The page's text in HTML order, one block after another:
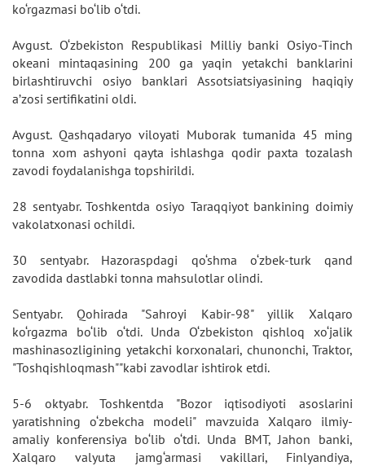
ko‘rgazmasi bo‘lib o‘tdi.
Avgust. O‘zbekiston Respublikasi Milliy banki Osiyo-Tinch
okeani mintaqasining 200 ga yaqin yetakchi banklarini
birlashtiruvchi osiyo banklari Assotsiatsiyasining haqiqiy
a’zosi sertifikatini oldi.
Avgust. Qashqadaryo viloyati Muborak tumanida 45 ming
tonna xom ashyoni qayta ishlashga qodir paxta tozalash
zavodi foydalanishga topshirildi.
28 sentyabr. Toshkentda osiyo Taraqqiyot bankining doimiy
vakolatxonasi ochildi.
30 sentyabr. Hazoraspdagi qo‘shma o‘zbek-turk qand
zavodida dastlabki tonna mahsulotlar olindi.
Sentyabr. Qohirada "Sahroyi Kabir-98" yillik Xalqaro
ko‘rgazma bo‘lib o‘tdi. Unda O‘zbekiston qishloq xo‘jalik
mashinasozligining yetakchi korxonalari, chunonchi, Traktor,
"Toshqishloqmash""kabi zavodlar ishtirok etdi.
5-6 oktyabr. Toshkentda "Bozor iqtisodiyoti asoslarini
yaratishning o‘zbekcha modeli" mavzuida Xalqaro ilmiy-
amaliy konferensiya bo‘lib o‘tdi. Unda BMT, Jahon banki,
Xalqaro valyuta jamg‘armasi vakillari, Finlyandiya,